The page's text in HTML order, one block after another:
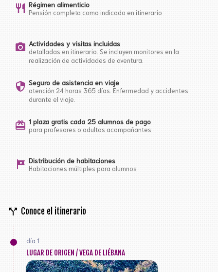
restaurant Régimen alimenticio
Pensión completa como indicado en itinerario
photo_camera Actividades y visitas incluidas
detalladas en itinerario. Se incluyen monitores en la
realización de actividades de aventura.
security Seguro de asistencia en viaje
atención 24 horas 365 días. Enfermedad y accidentes
durante el viaje.
card_giftcard 1 plaza gratis cada 25 alumnos de pago
para profesores o adultos acompañantes
tour Distribución de habitaciones
Habitaciones múltiples para alumnos
call_split Conoce el itinerario
día 1
LUGAR DE ORIGEN / VEGA DE LIÉBANA